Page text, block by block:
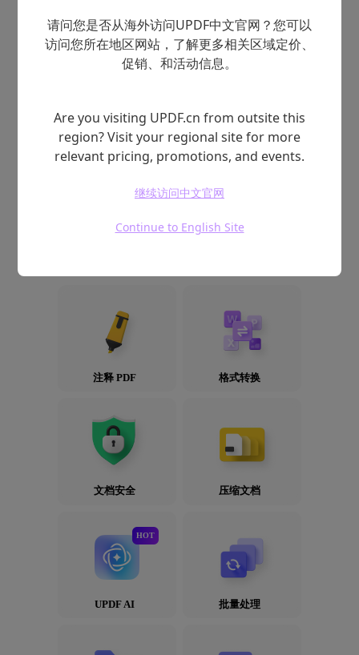
请问您是否从海外访问UPDF中文官网？您可以
访问您所在地区网站，了解更多相关区域定价、
促销、和活动信息。
Are you visiting UPDF.cn from outsite this
region? Visit your regional site for more
relevant pricing, promotions, and events.
继续访问中文官网
Continue to English Site
注释 PDF 格式转换
文档安全 压缩文档
UPDF AI
HOT
批量处理